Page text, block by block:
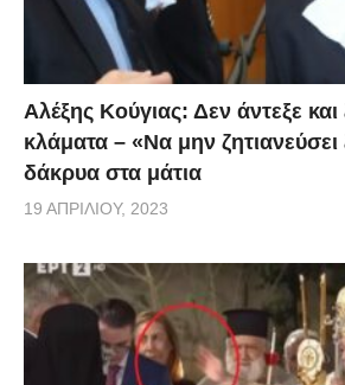
Αλέξης Κούγιας: Δεν άντεξε
κλάματα – «Να μην ζητιανεύσει
δάκρυα στα μάτια
19 ΑΠΡΙΛΊΟΥ, 2023